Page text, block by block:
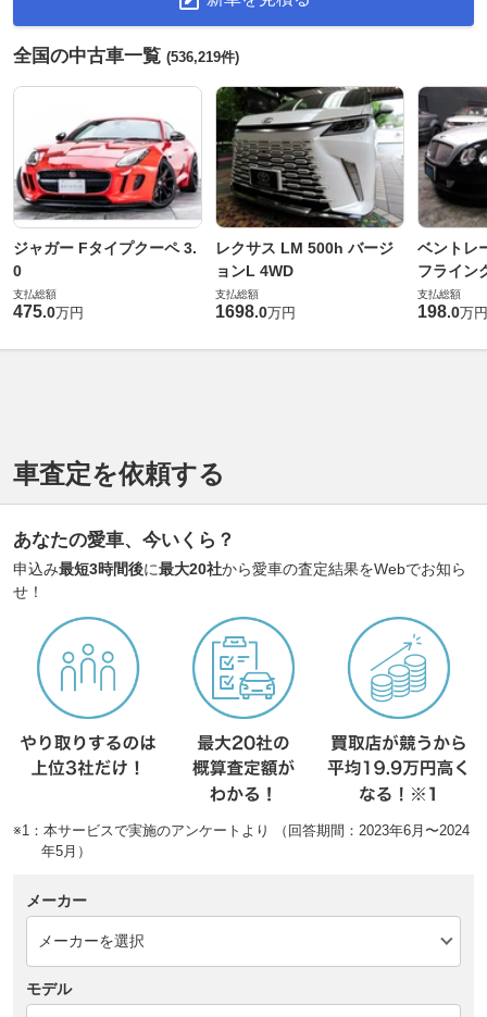
全国の中古車一覧 (536,219件)
ジャガー Fタイプクーペ 3.
0
支払総額
475.0万円
レクサス LM 500h バージ
ョンL 4WD
支払総額
1698.0万円
ベントレ
フライン
支払総額
198.0万円
車査定を依頼する
あなたの愛車、今いくら？
申込み最短3時間後に最大20社から愛車の査定結果をWebでお知ら
せ！
※1：本サービスで実施のアンケートより （回答期間：2023年6月〜2024
年5月）
メーカー
モデル